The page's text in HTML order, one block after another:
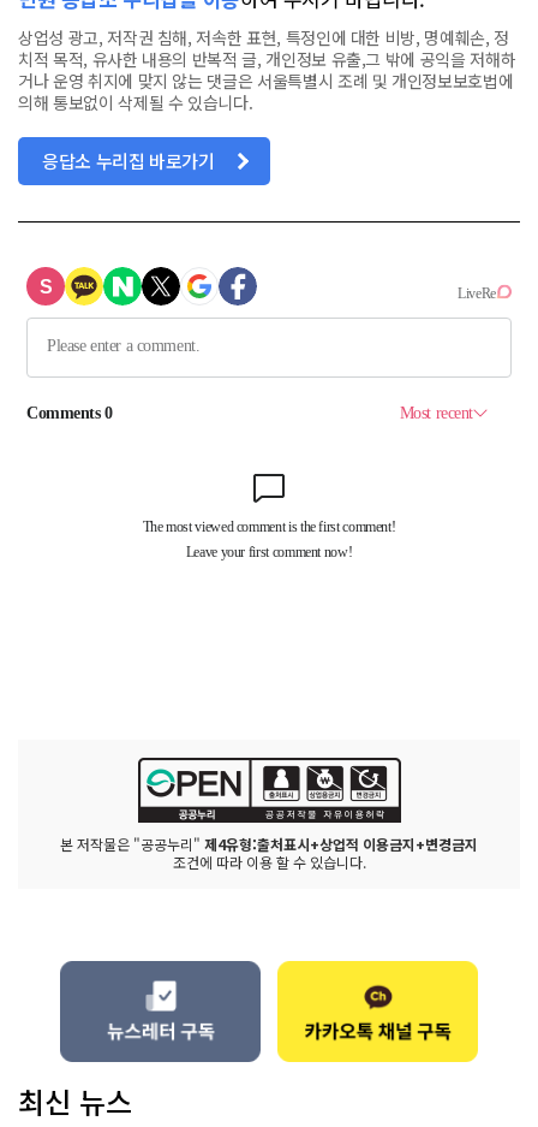
상업성 광고, 저작권 침해, 저속한 표현, 특정인에 대한 비방, 명예훼손, 정
치적 목적, 유사한 내용의 반복적 글, 개인정보 유출,그 밖에 공익을 저해하
거나 운영 취지에 맞지 않는 댓글은 서울특별시 조례 및 개인정보보호법에
의해 통보없이 삭제될 수 있습니다.
응답소 누리집 바로가기
본 저작물은 "공공누리" 제4유형:출처표시+상업적 이용금지+변경금지
조건에 따라 이용 할 수 있습니다.
최신 뉴스